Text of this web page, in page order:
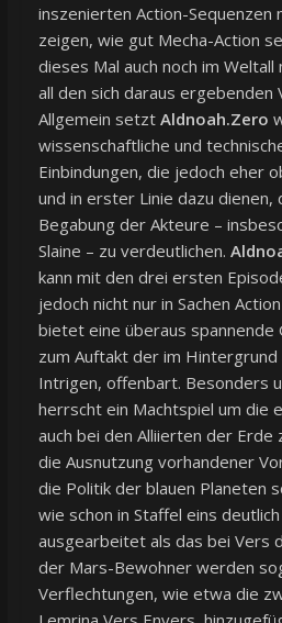
inszenierten Action-Sequenzen
zeigen, wie gut Mecha-Action
dieses Mal auch noch im
all den sich daraus ergebenden
Allgemein setzt Aldnoah.Zero
wissenschaftliche und
Einbindungen, die jedoch eher
und in erster Linie dazu dienen,
Begabung der Akteure –
Slaine – zu verdeutlichen.
kann mit den drei ersten
jedoch nicht nur in Sachen
bietet eine überaus spannende
zum Auftakt der im
Intrigen, offenbart. Besonders
herrscht ein Machtspiel um die
auch bei den Alliierten der Erde
die Ausnutzung vorhandener
die Politik der blauen Planeten
wie schon in Staffel eins
ausgearbeitet als das bei Vers
der Mars-Bewohner werden
Verflechtungen, wie etwa die